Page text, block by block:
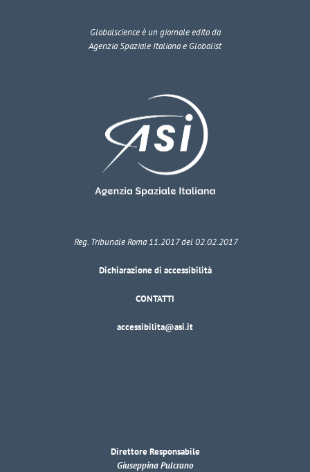
Globalscienceè un giornale edito da
Agenzia Spaziale Italiana e Globalist
Reg. Tribunale Roma 11.2017 del 02.02.2017
Dichiarazione di accessibilità
CONTATTI
accessibilita@asi.it
Direttore Responsabile
Giuseppina Pulcrano